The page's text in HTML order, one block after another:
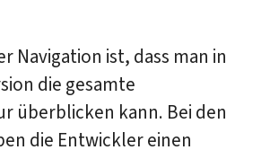
Navigation ist, dass man in
die gesamte
überblicken kann. Bei den
die Entwickler einen